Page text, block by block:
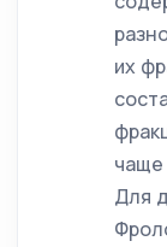
их
чаще
Для